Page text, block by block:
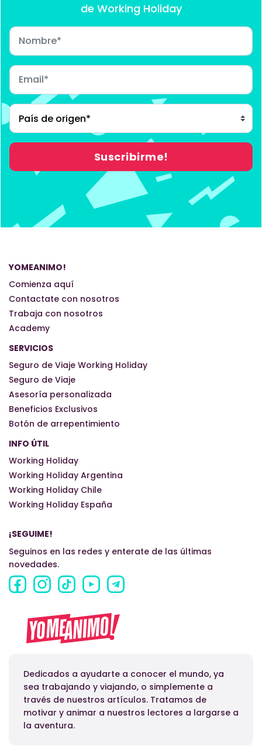
de Working Holiday
YOMEANIMO!
Comienza aquí
Contactate con nosotros
Trabaja con nosotros
Academy
SERVICIOS
Seguro de Viaje Working Holiday
Seguro de Viaje
Asesoría personalizada
Beneficios Exclusivos
Botón de arrepentimiento
INFO ÚTIL
Working Holiday
Working Holiday Argentina
Working Holiday Chile
Working Holiday España
¡SEGUIME!
Seguinos en las redes y enterate de las últimas
novedades.
Dedicados a ayudarte a conocer el mundo, ya
sea trabajando y viajando, o simplemente a
través de nuestros artículos. Tratamos de
motivar y animar a nuestros lectores a largarse a
la aventura.